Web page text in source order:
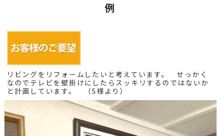
例
リビングをリフォームしたいと考えています。 せっかく
なのでテレビを壁掛けにしたらスッキリするのではないか
と計画しています。 （S様より）